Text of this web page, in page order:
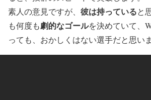
素人の意見ですが、 彼は持っていると
も何度も劇的なゴールを決めていて、
っても、おかしくはない選手だと思いま